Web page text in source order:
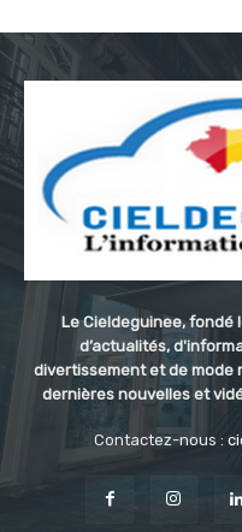
Le Cieldeguinee, fondé
d’actualités,
divertissement et de mode
dernières nouvelles et
Contactez-nous :